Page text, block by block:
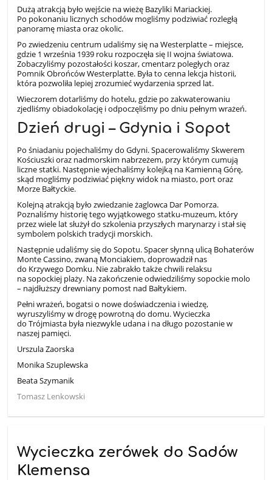
Dużą atrakcją było wejście na wieżę Bazyliki Mariackiej.
Po pokonaniu licznych schodów mogliśmy podziwiać rozległą
panoramę miasta oraz okolic.
Po zwiedzeniu centrum udaliśmy się na Westerplatte – miejsce,
gdzie 1 września 1939 roku rozpoczęła się II wojna światowa.
Zobaczyliśmy pozostałości koszar, cmentarz poległych oraz
Pomnik Obrońców Westerplatte. Była to cenna lekcja historii,
która pozwoliła lepiej zrozumieć wydarzenia sprzed lat.
Wieczorem dotarliśmy do hotelu, gdzie po zakwaterowaniu
zjedliśmy obiadokolację i odpoczęliśmy po dniu pełnym wrażeń.
Dzień drugi – Gdynia i Sopot
Po śniadaniu pojechaliśmy do Gdyni. Spacerowaliśmy Skwerem
Kościuszki oraz nadmorskim nabrzeżem, przy którym cumują
liczne statki. Następnie wjechaliśmy kolejką na Kamienną Górę,
skąd mogliśmy podziwiać piękny widok na miasto, port oraz
Morze Bałtyckie.
Kolejną atrakcją było zwiedzanie żaglowca Dar Pomorza.
Poznaliśmy historię tego wyjątkowego statku-muzeum, który
przez wiele lat służył do szkolenia przyszłych marynarzy i stał się
symbolem polskich tradycji morskich.
Następnie udaliśmy się do Sopotu. Spacer słynną ulicą Bohaterów
Monte Cassino, zwaną Monciakiem, doprowadził nas
do Krzywego Domku. Nie zabrakło także chwili relaksu
na sopockiej plaży. Na zakończenie odwiedziliśmy sopockie molo
– najdłuższy drewniany pomost nad Bałtykiem.
Pełni wrażeń, bogatsi o nowe doświadczenia i wiedzę,
wyruszyliśmy w drogę powrotną do domu. Wycieczka
do Trójmiasta była niezwykle udana i na długo pozostanie w
naszej pamięci.
Urszula Zaorska
Monika Szuplewska
Beata Szymanik
Tomasz Lenkowski
Wycieczka zerówek do Sadów
Klemensa